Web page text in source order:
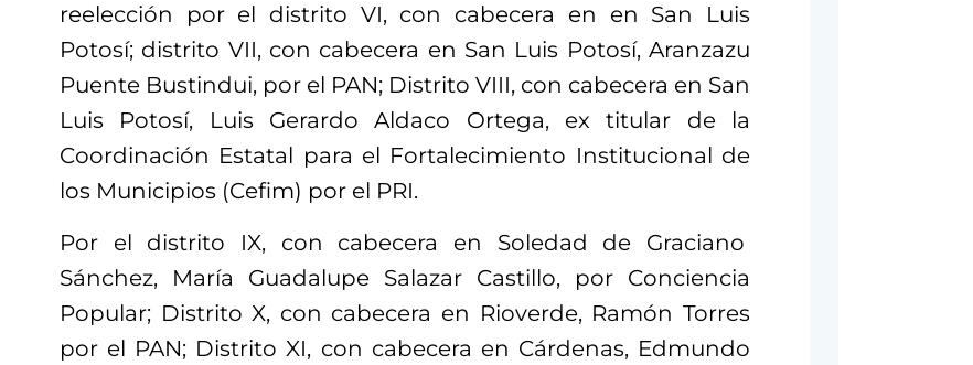
reelección por el distrito VI, con cabecera en en San Luis
Potosí; distrito VII, con cabecera en San Luis Potosí, Aranzazu
Puente Bustindui, por el PAN; Distrito VIII, con cabecera en San
Luis Potosí, Luis Gerardo Aldaco Ortega, ex titular de la
Coordinación Estatal para el Fortalecimiento Institucional de
los Municipios (Cefim) por el PRI.
Por el distrito IX, con cabecera en Soledad de Graciano
Sánchez, María Guadalupe Salazar Castillo, por Conciencia
Popular; Distrito X, con cabecera en Rioverde, Ramón Torres
por el PAN; Distrito XI, con cabecera en Cárdenas, Edmundo